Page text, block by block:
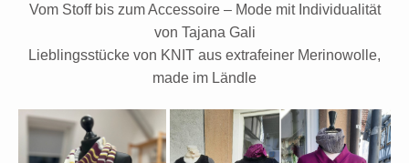
Vom Stoff bis zum Accessoire – Mode mit Individualität
von Tajana Gali
Lieblingsstücke von KNIT aus extrafeiner Merinowolle,
made im Ländle